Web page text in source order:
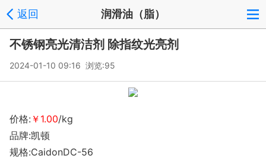
返回 润滑油（脂）
不锈钢亮光清洁剂 除指纹光亮剂
2024-01-10 09:16 浏览:95
价格: ￥1.00/kg
品牌:凯顿
规格:CaidonDC-56